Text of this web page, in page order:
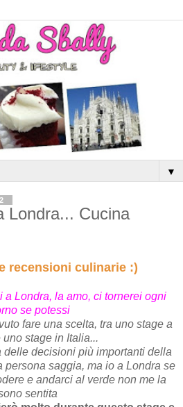
▼
Londra... Cucina
recensioni culinarie :)
a Londra, la amo, ci tornerei ogni
se potessi
fare una scelta, tra uno stage a
uno stage in Italia...
delle decisioni più importanti della
persona saggia, ma io a Londra se
e andarci al verde non me la
sentita